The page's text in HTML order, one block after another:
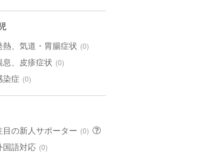
熱、気道・胃腸症状 (0)
息、皮疹症状 (0)
染症 (0)
目の新人サポーター (0)
国語対応 (0)